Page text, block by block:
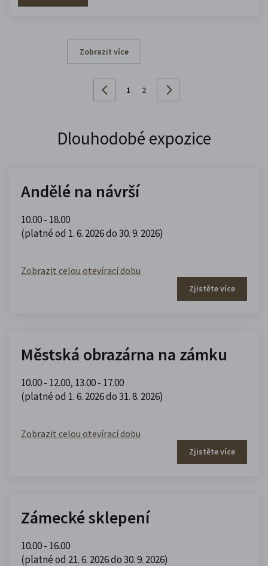
Zobrazit více
1 2
Dlouhodobé expozice
Andělé na návrší
10.00 - 18.00
(platné od 1. 6. 2026 do 30. 9. 2026)
Zobrazit celou otevírací dobu
Zjistěte více
Městská obrazárna na zámku
10.00 - 12.00, 13.00 - 17.00
(platné od 1. 6. 2026 do 31. 8. 2026)
Zobrazit celou otevírací dobu
Zjistěte více
Zámecké sklepení
10.00 - 16.00
(platné od 21. 6. 2026 do 30. 9. 2026)